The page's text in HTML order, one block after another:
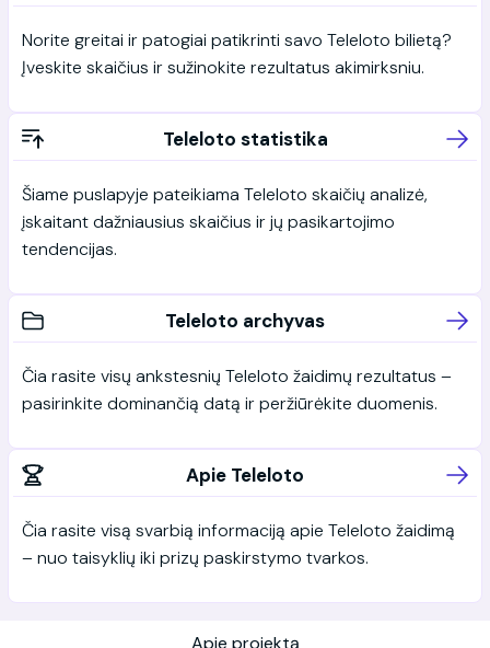
Norite greitai ir patogiai patikrinti savo Teleloto bilietą?
Įveskite skaičius ir sužinokite rezultatus akimirksniu.
Teleloto statistika
Šiame puslapyje pateikiama Teleloto skaičių analizė,
įskaitant dažniausius skaičius ir jų pasikartojimo
tendencijas.
Teleloto archyvas
Čia rasite visų ankstesnių Teleloto žaidimų rezultatus –
pasirinkite dominančią datą ir peržiūrėkite duomenis.
Apie Teleloto
Čia rasite visą svarbią informaciją apie Teleloto žaidimą
– nuo taisyklių iki prizų paskirstymo tvarkos.
Apie projektą